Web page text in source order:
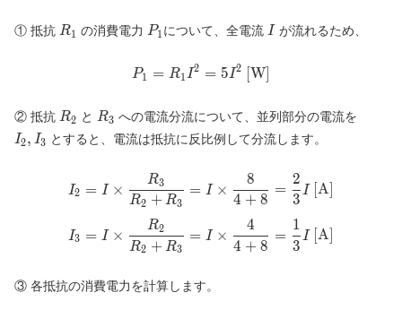
① 抵抗 R_1
R1 の消費電力 P_1
P1 について、全電流 I
I が流れるため、
P_1 = R_1 I^2 = 5 I^2
P1 = R1 I2 = 5I2 [W]
② 抵抗 R_2
R2 とR_3
R3 への電流分流について、並列部分の電流を
I2, I3 とすると、電流は抵抗に反比例して分流します。
I_2 = I \times
I2 = I ×
R2 + R3
R3 = I ×
4 + 8
8
=
3
2
I[A]
I_3 = I \times
I3 = I ×
R2 + R3
R2 = I ×
4 + 8
4
=
3
1
I[A]
③ 各抵抗の消費電力を計算します。